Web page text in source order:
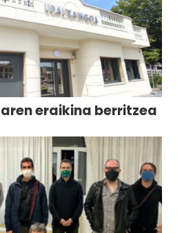
eraikina berritzea